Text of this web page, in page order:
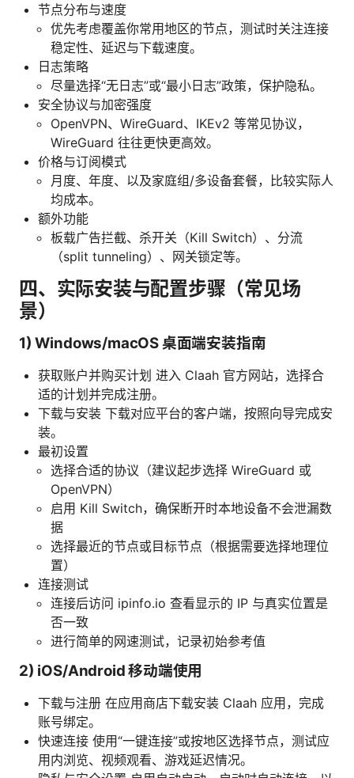
节点分布与速度
优先考虑覆盖你常用地区的节点，测试时关注连接
稳定性、延迟与下载速度。
日志策略
尽量选择“无日志”或“最小日志”政策，保护隐私。
安全协议与加密强度
OpenVPN、WireGuard、IKEv2 等常见协议，
WireGuard 往往更快更高效。
价格与订阅模式
月度、年度、以及家庭组/多设备套餐，比较实际人
均成本。
额外功能
板载广告拦截、杀开关（Kill Switch）、分流
（split tunneling）、网关锁定等。
四、实际安装与配置步骤（常见场
景）
1) Windows/macOS 桌面端安装指南
获取账户并购买计划 进入 Claah 官方网站，选择合
适的计划并完成注册。
下载与安装 下载对应平台的客户端，按照向导完成安
装。
最初设置
选择合适的协议（建议起步选择 WireGuard 或
OpenVPN）
启用 Kill Switch，确保断开时本地设备不会泄漏数
据
选择最近的节点或目标节点（根据需要选择地理位
置）
连接测试
连接后访问 ipinfo.io 查看显示的 IP 与真实位置是
否一致
进行简单的网速测试，记录初始参考值
2) iOS/Android 移动端使用
下载与注册 在应用商店下载安装 Claah 应用，完成
账号绑定。
快速连接 使用“一键连接”或按地区选择节点，测试应
用内浏览、视频观看、游戏延迟情况。